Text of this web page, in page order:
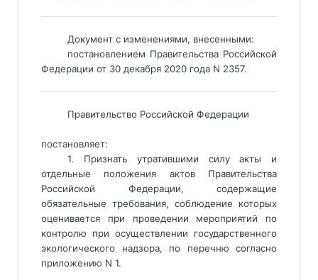
Документ с изменениями, внесенными:
постановлением Правительства Российской
Федерации от 30 декабря 2020 года N 2357.
Правительство Российской Федерации
постановляет:
1. Признать утратившими силу акты и
отдельные положения актов Правительства
Российской Федерации, содержащие
обязательные требования, соблюдение которых
оценивается при проведении мероприятий по
контролю при осуществлении государственного
экологического надзора, по перечню согласно
приложению N 1.